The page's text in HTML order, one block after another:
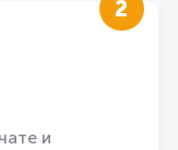
2
и